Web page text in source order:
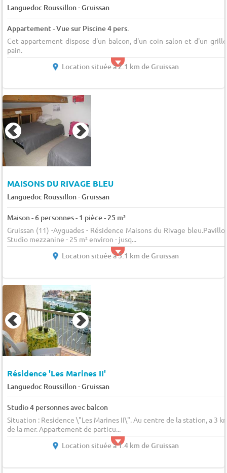
Languedoc Roussillon-Gruissan
Appartement - Vue sur Piscine 4 pers.
Cet appartement dispose d'un balcon, d'un coin salon et d'un
pain.
Location située à 2.1 km de Gruissan
MAISONS DU RIVAGE BLEU
Languedoc Roussillon-Gruissan
Maison - 6 personnes - 1 pièce - 25 m²
Gruissan (11) -Ayguades - Résidence Maisons du Rivage
Studio mezzanine - 25 m² environ - jusq...
Location située à 5.1 km de Gruissan
Résidence 'Les Marines II'
Languedoc Roussillon-Gruissan
Studio 4 personnes avec balcon
Situation : Residence \"Les Marines II\". Au centre de la station, a 3
de la mer. Appartement de particu...
Location située à 1.4 km de Gruissan